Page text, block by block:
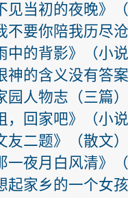
见当初的夜晚》
不要你陪我历尽
中的背影》（小
神的含义没有答
园人物志（三篇
，回家吧》（小
友二题》（散文
一夜月白风清》
起家乡的一个女